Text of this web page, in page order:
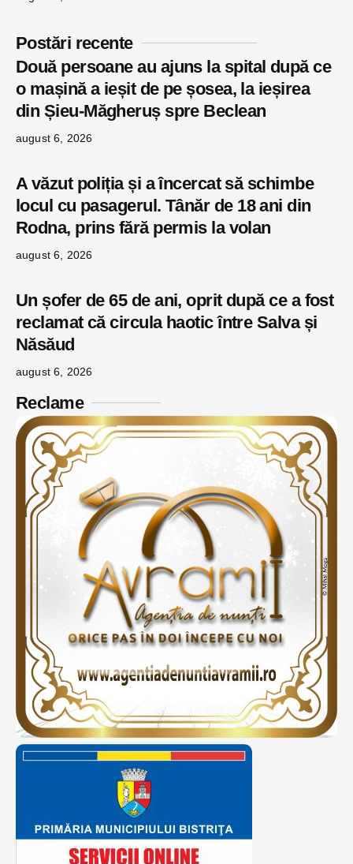
Postări recente
Două persoane au ajuns la spital după ce
o mașină a ieșit de pe șosea, la ieșirea
din Șieu-Măgheruș spre Beclean
august 6, 2026
A văzut poliția și a încercat să schimbe
locul cu pasagerul. Tânăr de 18 ani din
Rodna, prins fără permis la volan
august 6, 2026
Un șofer de 65 de ani, oprit după ce a fost
reclamat că circula haotic între Salva și
Năsăud
august 6, 2026
Reclame